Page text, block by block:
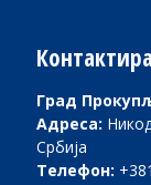
Град
Адреса:
Србија
Телефон: